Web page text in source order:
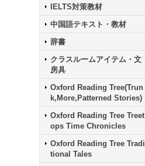
IELTS対策教材
中国語テキスト・教材
辞書
クラスルームアイテム・文
房具
Oxford Reading Tree(Trun
k,More,Patterned Stories)
Oxford Reading Tree Treet
ops Time Chronicles
Oxford Reading Tree Tradi
tional Tales